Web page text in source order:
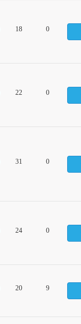
18 0
22 0
31 0
24 0
20 9